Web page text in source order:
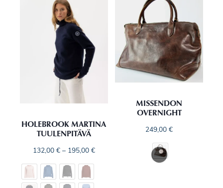
HOLEBROOK MARTINA
TUULENPITÄVÄ
132,00 € – 195,00 €
MISSENDON
OVERNIGHT
249,00€